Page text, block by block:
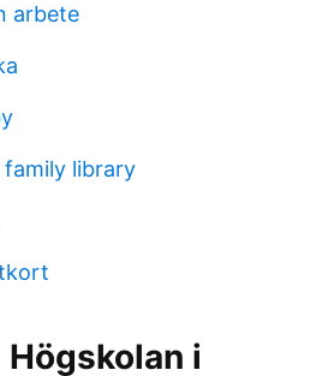
arbete
library
i